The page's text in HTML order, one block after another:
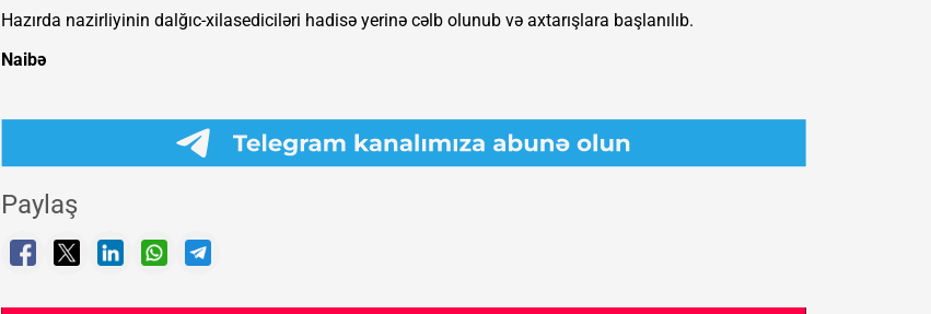
Hazırda nazirliyinin dalğıc-xilasediciləri hadisə yerinə cəlb olunub və axtarışlara başlanılıb.
Naibə
Paylaş